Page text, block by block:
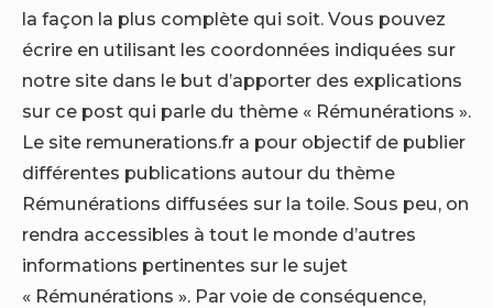
la façon la plus complète qui soit. Vous pouvez
écrire en utilisant les coordonnées indiquées sur
notre site dans le but d’apporter des explications
sur ce post qui parle du thème « Rémunérations ».
Le site remunerations.fr a pour objectif de publier
différentes publications autour du thème
Rémunérations diffusées sur la toile. Sous peu, on
rendra accessibles à tout le monde d’autres
informations pertinentes sur le sujet
« Rémunérations ». Par voie de conséquence,